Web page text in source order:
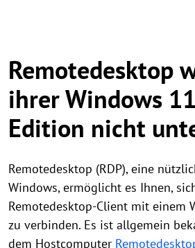
Remotedesktop
ihrer Windows
Edition nicht
Remotedesktop (RDP), eine
Windows, ermöglicht es Ihnen,
Remotedesktop-Client mit einem
zu verbinden. Es ist allgemein
dem Hostcomputer